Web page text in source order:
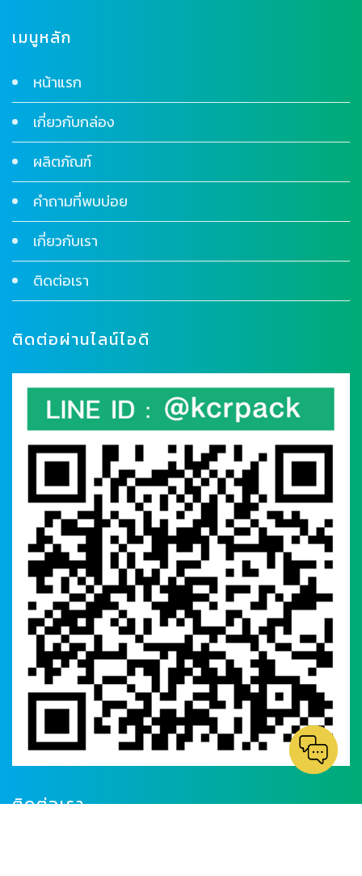
เมนูหลัก
หน้าแรก
เกี่ยวกับกล่อง
ผลิตภัณฑ์
คำถามที่พบบ่อย
เกี่ยวกับเรา
ติดต่อเรา
ติดต่อผ่านไลน์ไอดี
ติดต่อเรา